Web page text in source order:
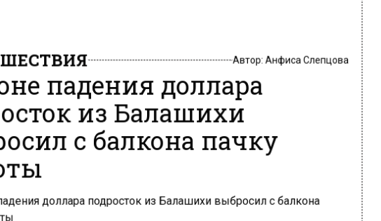
Автор: Анфиса Слепцова
падения доллара
из Балашихи
с балкона пачку